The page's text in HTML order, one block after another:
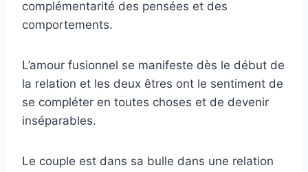
complémentarité des pensées et des
comportements.
L’amour fusionnel se manifeste dès le début de
la relation et les deux êtres ont le sentiment de
se compléter en toutes choses et de devenir
inséparables.
Le couple est dans sa bulle dans une relation